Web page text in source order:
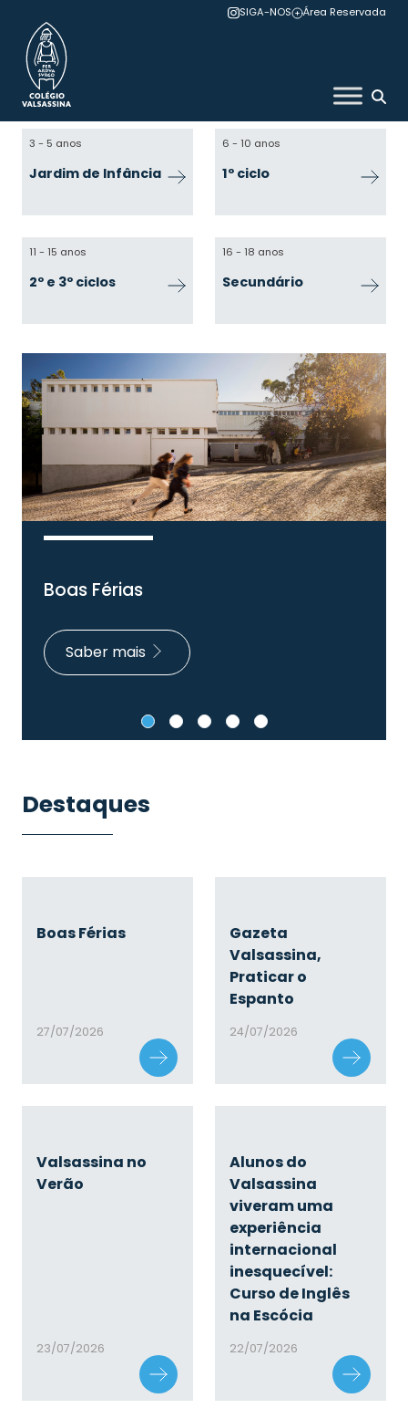
content
SIGA-NOS Área Reservada
Colégio Valsassina
3 - 5 anos
Jardim de Infância
6 - 10 anos
1º ciclo
11 - 15 anos
2º e 3º ciclos
16 - 18 anos
Secundário
Boas Férias
Saber mais
Destaques
Boas Férias
27/07/2026
Gazeta
Valsassina,
Praticar o
Espanto
24/07/2026
Valsassina no
Verão
23/07/2026
Alunos do
Valsassina
viveram uma
experiência
internacional
inesquecível:
Curso de Inglês
na Escócia
22/07/2026